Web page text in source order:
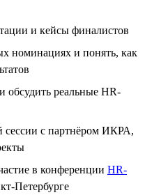
и кейсы финалистов
номинациях и понять, как
обсудить реальные HR-
сессии с партнёром ИКРА,
в конференции HR-
Петербурге